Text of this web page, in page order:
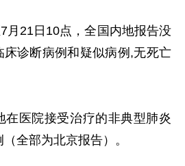
21日10点，全国内地报告没
诊断病例和疑似病例,无死亡
医院接受治疗的非典型肺炎
全部为北京报告）。